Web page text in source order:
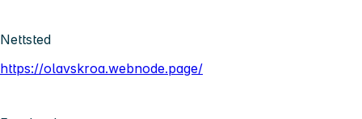
Nettsted
https://olavskroa.webnode.page/